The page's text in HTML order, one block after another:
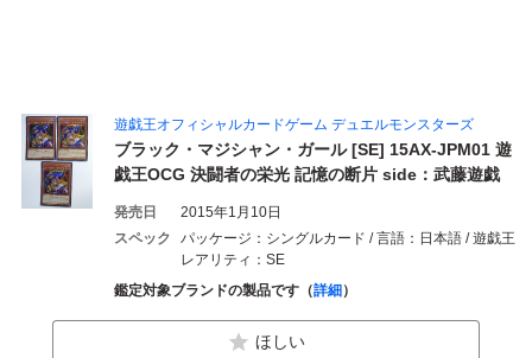
遊戯王オフィシャルカードゲーム デュエルモンスターズ
ブラック・マジシャン・ガール [SE] 15AX-JPM01 遊
戯王OCG 決闘者の栄光 記憶の断片 side：武藤遊戯
発売日
2015年1月10日
スペック
パッケージ：シングルカード / 言語：日本語 / 遊戯王
レアリティ：SE
鑑定対象ブランドの製品です（詳細 ）
ほしい